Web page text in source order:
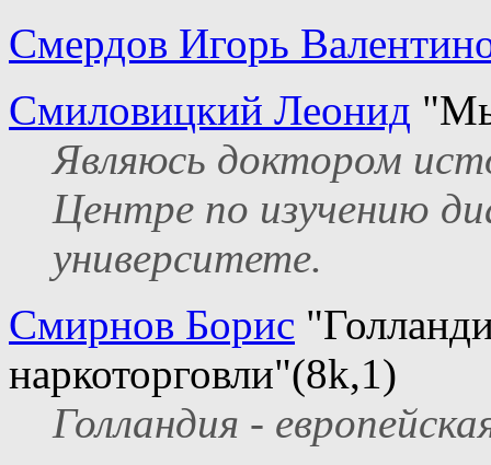
Смердов Игорь
Смиловицкий Леонид
Являюсь доктором
Центре по изучению
университете.
Смирнов Борис
наркоторговли"(8k,1)
Голландия -